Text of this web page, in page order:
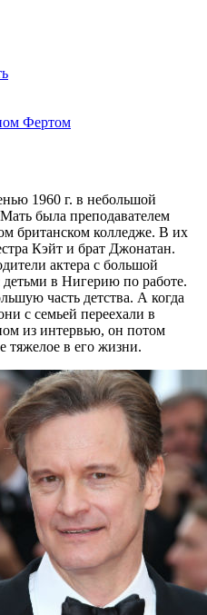
Фертом
1960 г. в небольшой
была преподавателем
британском колледже. В их
Кэйт и брат Джонатан.
актера с большой
в Нигерию по работе.
часть детства. А когда
с семьей переехали в
из интервью, он потом
тяжелое в его жизни.